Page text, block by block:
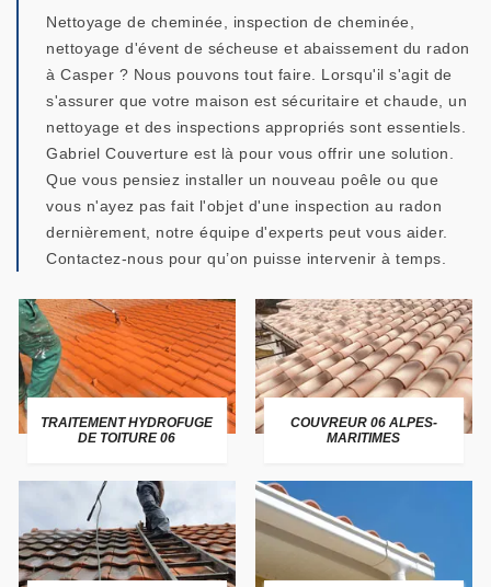
Nettoyage de cheminée, inspection de cheminée,
nettoyage d'évent de sécheuse et abaissement du radon
à Casper ? Nous pouvons tout faire. Lorsqu'il s'agit de
s'assurer que votre maison est sécuritaire et chaude, un
nettoyage et des inspections appropriés sont essentiels.
Gabriel Couverture est là pour vous offrir une solution.
Que vous pensiez installer un nouveau poêle ou que
vous n'ayez pas fait l'objet d'une inspection au radon
dernièrement, notre équipe d'experts peut vous aider.
Contactez-nous pour qu’on puisse intervenir à temps.
TRAITEMENT HYDROFUGE
DE TOITURE 06
COUVREUR 06 ALPES-
MARITIMES